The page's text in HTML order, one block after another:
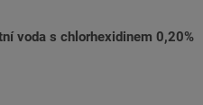
voda s chlorhexidinem 0,20%